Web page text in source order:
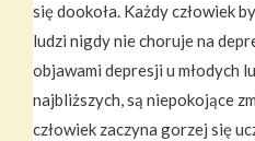
się dookoła. Każdy człowiek
ludzi nigdy nie choruje na
objawami depresji u młodych
najbliższych, są niepokojące
człowiek zaczyna gorzej się